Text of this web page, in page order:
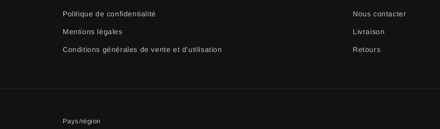
Politique de confidentialité
Mentions légales
Conditions générales de vente et d'utilisation
Nous contacter
Livraison
Retours
Pays/région